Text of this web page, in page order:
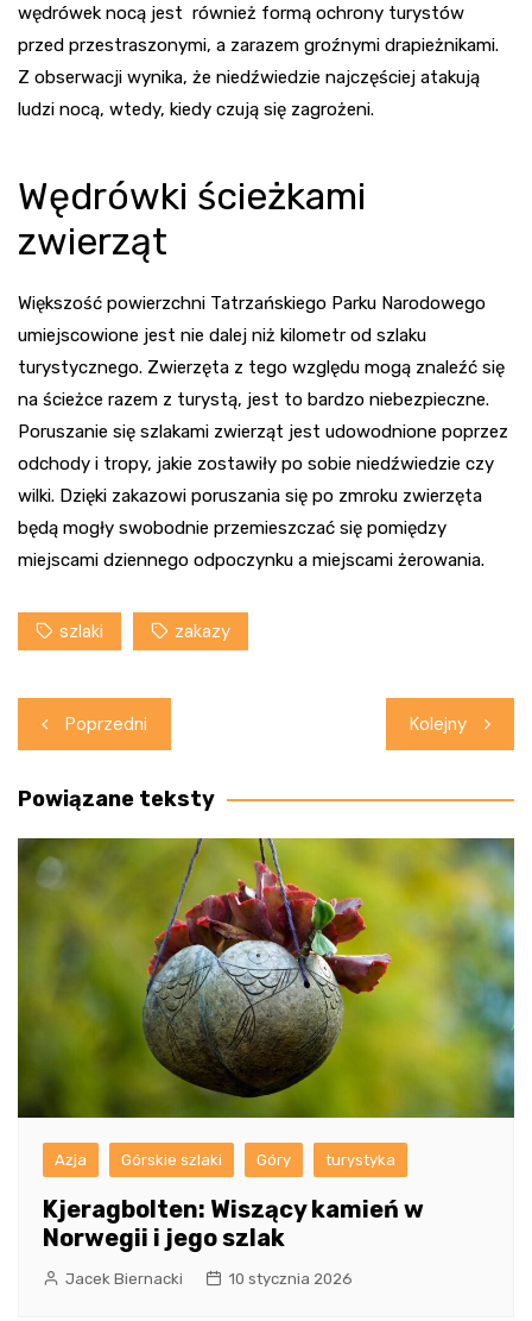
wędrówek nocą jest również formą ochrony turystów
przed przestraszonymi, a zarazem groźnymi drapieżnikami.
Z obserwacji wynika, że niedźwiedzie najczęściej atakują
ludzi nocą, wtedy, kiedy czują się zagrożeni.
Wędrówki ścieżkami
zwierząt
Większość powierzchni Tatrzańskiego Parku Narodowego
umiejscowione jest nie dalej niż kilometr od szlaku
turystycznego. Zwierzęta z tego względu mogą znaleźć się
na ścieżce razem z turystą, jest to bardzo niebezpieczne.
Poruszanie się szlakami zwierząt jest udowodnione poprzez
odchody i tropy, jakie zostawiły po sobie niedźwiedzie czy
wilki. Dzięki zakazowi poruszania się po zmroku zwierzęta
będą mogły swobodnie przemieszczać się pomiędzy
miejscami dziennego odpoczynku a miejscami żerowania.
szlaki zakazy
Nawigacja
wpisu
Poprzedni Kolejny
Powiązane teksty
Azja Górskie szlaki Góry turystyka
Kjeragbolten: Wiszący kamień w
Norwegii i jego szlak
Jacek Biernacki 10 stycznia 2026